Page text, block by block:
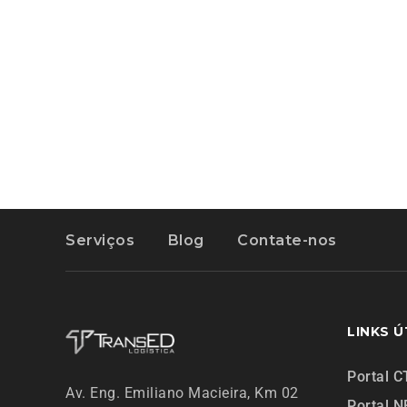
Serviços Blog Contate-nos
Av. Eng. Emiliano Macieira, Km 02
LINKS
Portal